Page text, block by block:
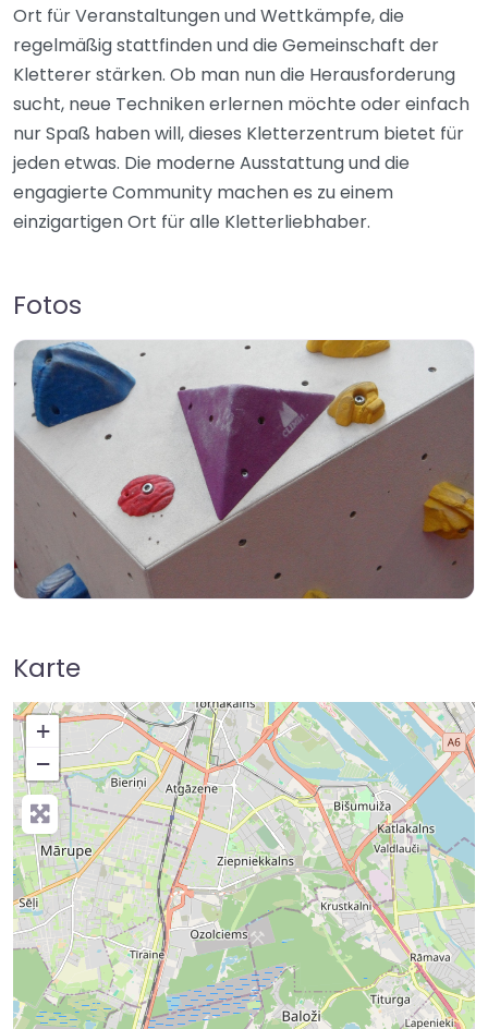
Ort für Veranstaltungen und Wettkämpfe, die
regelmäßig stattfinden und die Gemeinschaft der
Kletterer stärken. Ob man nun die Herausforderung
sucht, neue Techniken erlernen möchte oder einfach
nur Spaß haben will, dieses Kletterzentrum bietet für
jeden etwas. Die moderne Ausstattung und die
engagierte Community machen es zu einem
einzigartigen Ort für alle Kletterliebhaber.
Fotos
Karte
+
−